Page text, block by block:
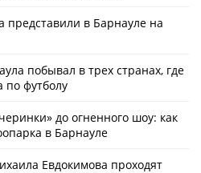
представили в Барнауле на
побывал в трех странах, где
по футболу
до огненного шоу: как
в Барнауле
Евдокимова проходят